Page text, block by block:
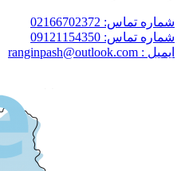
شماره تماس: 02166702372
شماره تماس: 09121154350
ایمیل : ranginpash@outlook.com